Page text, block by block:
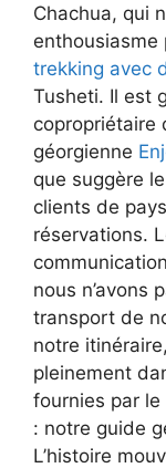
Chachua, qui
enthousiasme
trekking avec
Tusheti. Il est
copropriétaire
géorgienne
que suggère
clients de
réservations.
nous n’avons
transport de
notre
pleinement
fournies par
: notre guide
L’histoire